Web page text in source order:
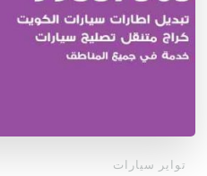
تواير سيارات